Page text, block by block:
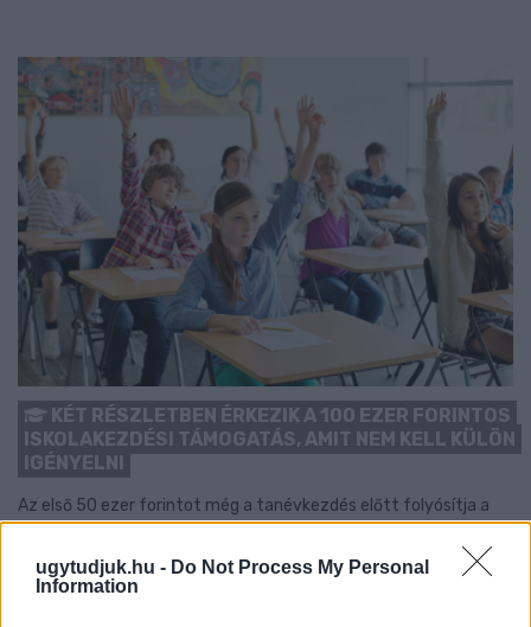
ugytudjuk.hu - Do Not Process My Personal
Information
KÉT RÉSZLETBEN ÉRKEZIK A 100 EZER FORINTOS
ISKOLAKEZDÉSI TÁMOGATÁS, AMIT NEM KELL KÜLÖN
IGÉNYELNI
Az első 50 ezer forintot még a tanévkezdés előtt folyósítja a
formájában érkezik.